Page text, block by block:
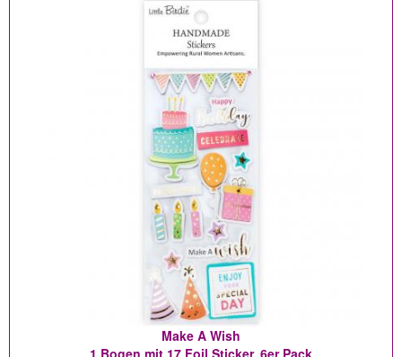
Make A Wish
1 Bogen mit 17 Foil Sticker, 6er Pack